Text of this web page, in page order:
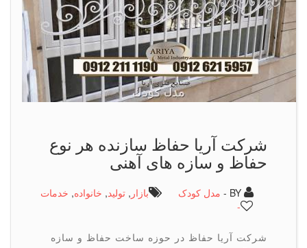
شرکت آریا حفاظ سازنده هر نوع
حفاظ و سازه های آهنی
مدل کودک بازار ,تولید,خانواده, خدمات
شرکت آریا حفاظ در حوزه ساخت حفاظ و سازه